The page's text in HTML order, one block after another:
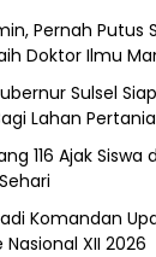
Pernah Putus
Doktor Ilmu
Sulsel
Lahan
116 Ajak Siswa
Komandan
XII 2026